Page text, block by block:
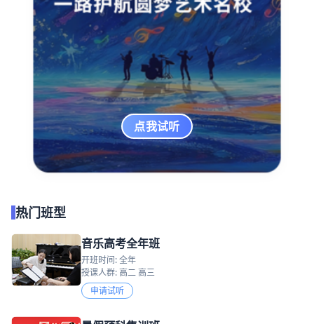
点我试听
热门班型
音乐高考全年班
开班时间: 全年
授课人群: 高二 高三
申请试听